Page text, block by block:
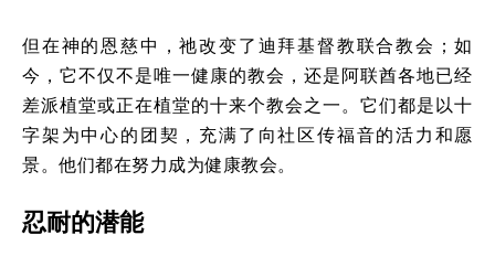
但在神的恩慈中，祂改变了迪拜基督教联合教会；如
今，它不仅不是唯一健康的教会，还是阿联酋各地已经
差派植堂或正在植堂的十来个教会之一。它们都是以十
字架为中心的团契，充满了向社区传福音的活力和愿
景。他们都在努力成为健康教会。
忍耐的潜能